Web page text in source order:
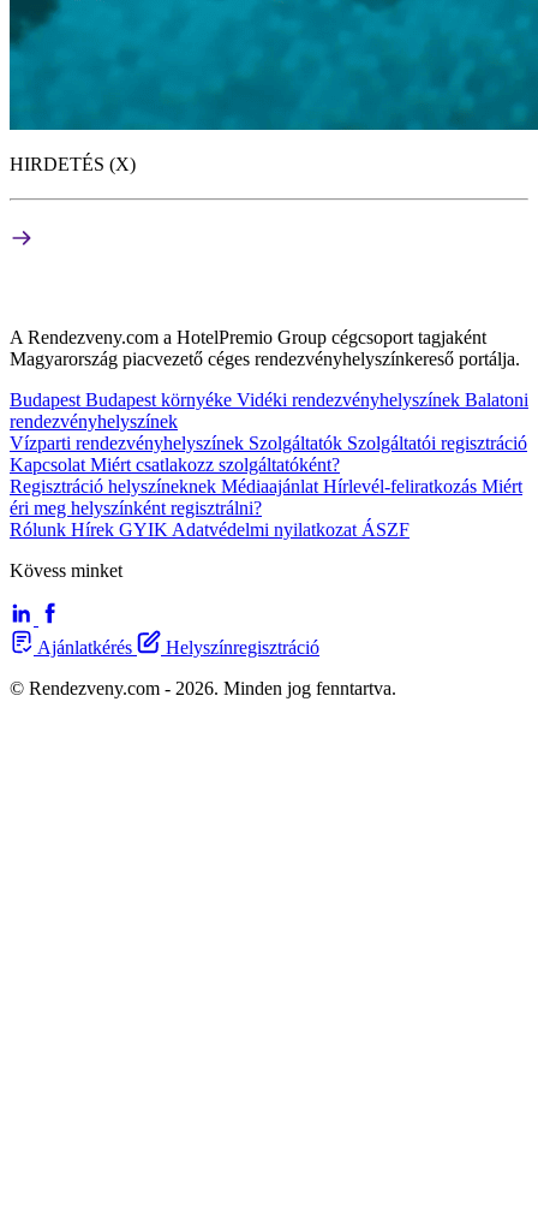
HIRDETÉS (X)
A Rendezveny.com a HotelPremio Group cégcsoport tagjaként
Magyarország piacvezető céges rendezvényhelyszínkereső portálja.
BudapestBudapest környéke Vidéki rendezvényhelyszínek Balatoni
rendezvényhelyszínek
Vízparti rendezvényhelyszínek Szolgáltatók Szolgáltatói regisztráció
KapcsolatMiért csatlakozz szolgáltatóként?
Regisztráció helyszíneknek MédiaajánlatHírlevél-feliratkozás Miért
éri meg helyszínként regisztrálni?
Rólunk Hírek GYIKAdatvédelmi nyilatkozatÁSZF
Kövess minket
Ajánlatkérés
Helyszínregisztráció
© Rendezveny.com - 2026. Minden jog fenntartva.